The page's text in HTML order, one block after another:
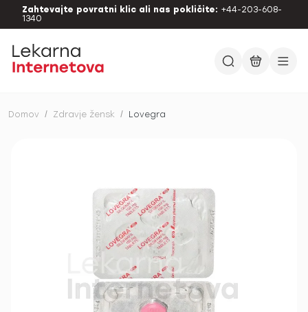
Zahtevajte povratni klic ali nas pokličite: +44-203-608-
1340
Domov / Zdravje žensk / Lovegra